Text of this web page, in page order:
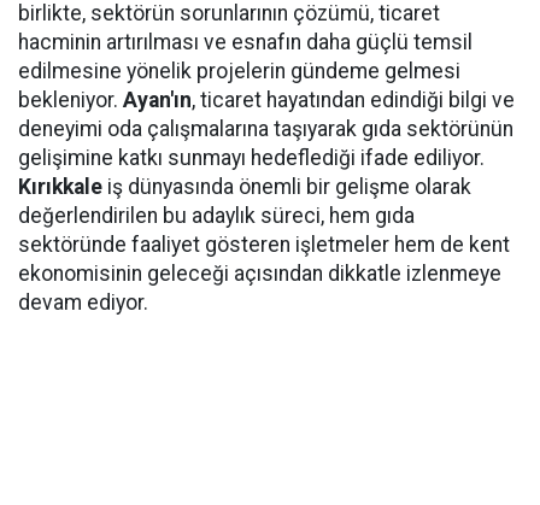
birlikte, sektörün sorunlarının çözümü, ticaret
hacminin artırılması ve esnafın daha güçlü temsil
edilmesine yönelik projelerin gündeme gelmesi
bekleniyor. Ayan'ın, ticaret hayatından edindiği bilgi ve
deneyimi oda çalışmalarına taşıyarak gıda sektörünün
gelişimine katkı sunmayı hedeflediği ifade ediliyor.
Kırıkkale iş dünyasında önemli bir gelişme olarak
değerlendirilen bu adaylık süreci, hem gıda
sektöründe faaliyet gösteren işletmeler hem de kent
ekonomisinin geleceği açısından dikkatle izlenmeye
devam ediyor.